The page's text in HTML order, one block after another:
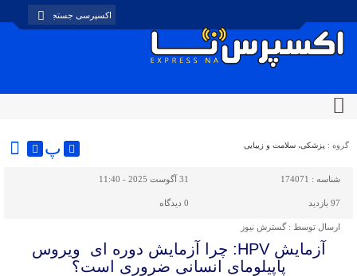
گروه : پزشکی، سلامت و زیبایی پ
شناسه : 174071 31 آگوست 2025 - 11:40
97 بازدید 0 دیدگاه
ارسال توسط :گسترش نیوز
آزمایش HPV: چرا آزمایش دوره ای ویروس
پاپیلومای انسانی ضروری است؟